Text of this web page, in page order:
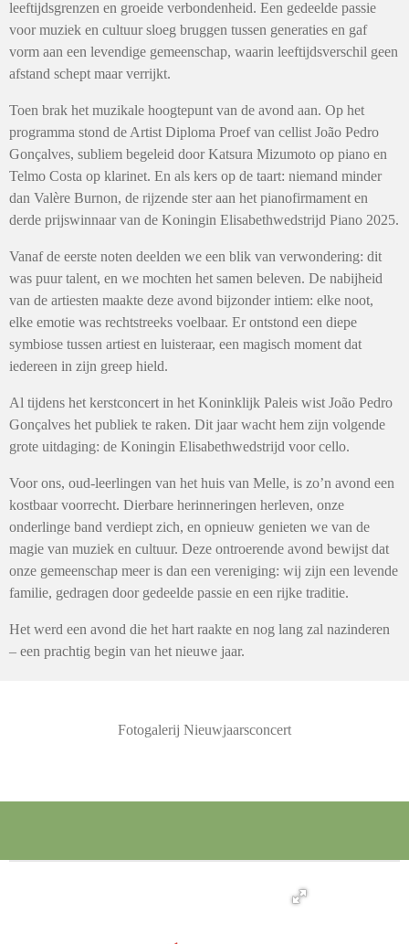
leeftijdsgrenzen en groeide verbondenheid. Een gedeelde passie
voor muziek en cultuur sloeg bruggen tussen generaties en gaf
vorm aan een levendige gemeenschap, waarin leeftijdsverschil geen
afstand schept maar verrijkt.
Toen brak het muzikale hoogtepunt van de avond aan. Op het
programma stond de Artist Diploma Proef van cellist João Pedro
Gonçalves, subliem begeleid door Katsura Mizumoto op piano en
Telmo Costa op klarinet. En als kers op de taart: niemand minder
dan Valère Burnon, de rijzende ster aan het pianofirmament en
derde prijswinnaar van de Koningin Elisabethwedstrijd Piano 2025.
Vanaf de eerste noten deelden we een blik van verwondering: dit
was puur talent, en we mochten het samen beleven. De nabijheid
van de artiesten maakte deze avond bijzonder intiem: elke noot,
elke emotie was rechtstreeks voelbaar. Er ontstond een diepe
symbiose tussen artiest en luisteraar, een magisch moment dat
iedereen in zijn greep hield.
Al tijdens het kerstconcert in het Koninklijk Paleis wist João Pedro
Gonçalves het publiek te raken. Dit jaar wacht hem zijn volgende
grote uitdaging: de Koningin Elisabethwedstrijd voor cello.
Voor ons, oud-leerlingen van het huis van Melle, is zo’n avond een
kostbaar voorrecht. Dierbare herinneringen herleven, onze
onderlinge band verdiept zich, en opnieuw genieten we van de
magie van muziek en cultuur. Deze ontroerende avond bewijst dat
onze gemeenschap meer is dan een vereniging: wij zijn een levende
familie, gedragen door gedeelde passie en een rijke traditie.
Het werd een avond die het hart raakte en nog lang zal nazinderen
– een prachtig begin van het nieuwe jaar.
Fotogalerij Nieuwjaarsconcert